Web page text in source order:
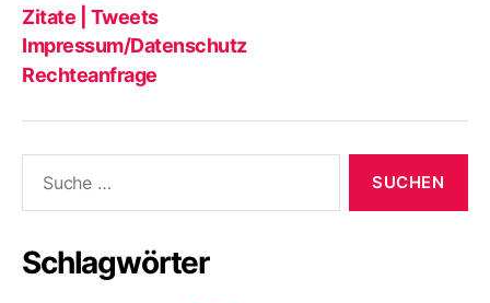
Zitate | Tweets
Impressum/Datenschutz
Rechteanfrage
nach:
Schlagwörter